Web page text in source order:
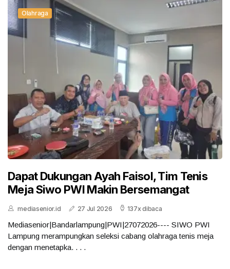
Olahraga
Dapat Dukungan Ayah Faisol, Tim Tenis
Meja Siwo PWI Makin Bersemangat
mediasenior.id 27 Jul 2026 137x dibaca
Mediasenior|Bandarlampung|PWI|27072026---- SIWO PWI
Lampung merampungkan seleksi cabang olahraga tenis meja
dengan menetapka. . . .